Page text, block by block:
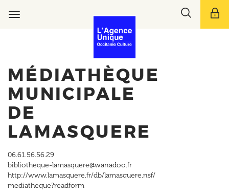
Toggle
MÉDIATHÈQUE
MUNICIPALE
DE
LAMASQUERE
06.61.56.56.29
bibliotheque-lamasquere@wanadoo.fr
http://www.lamasquere.fr/db/lamasquere.nsf/
mediatheque?readform